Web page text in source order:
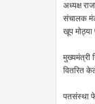
अध्यक्ष
संचालक
खूप
मुख्यमंत्री
वितरित
पतसंस्था